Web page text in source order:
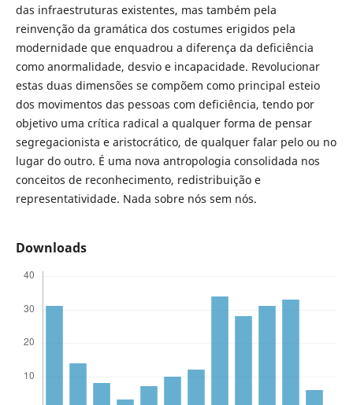
das infraestruturas existentes, mas também pela
reinvenção da gramática dos costumes erigidos pela
modernidade que enquadrou a diferença da deficiência
como anormalidade, desvio e incapacidade. Revolucionar
estas duas dimensões se compõem como principal esteio
dos movimentos das pessoas com deficiência, tendo por
objetivo uma crítica radical a qualquer forma de pensar
segregacionista e aristocrático, de qualquer falar pelo ou no
lugar do outro. É uma nova antropologia consolidada nos
conceitos de reconhecimento, redistribuição e
representatividade. Nada sobre nós sem nós.
Downloads